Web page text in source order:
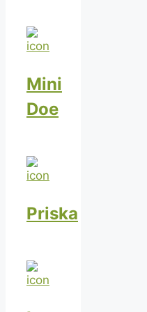
Mini
Doe
Priska